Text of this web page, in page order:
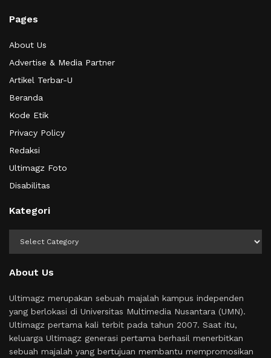
Pages
About Us
Advertise & Media Partner
Artikel Terbar-U
Beranda
Kode Etik
Privacy Policy
Redaksi
Ultimagz Foto
Disabilitas
Kategori
About Us
Ultimagz merupakan sebuah majalah kampus independen
yang berlokasi di Universitas Multimedia Nusantara (UMN).
Ultimagz pertama kali terbit pada tahun 2007. Saat itu,
keluarga Ultimagz generasi pertama berhasil menerbitkan
sebuah majalah yang bertujuan membantu mempromosikan